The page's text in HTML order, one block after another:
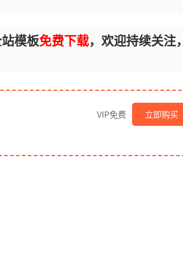
模板免费下载，欢迎持续关注
VIP免费 立即购买